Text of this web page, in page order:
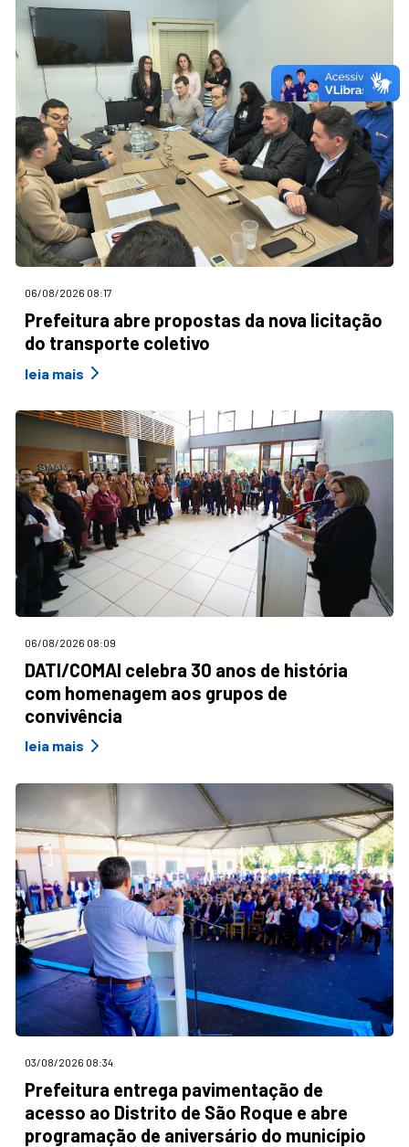
06/08/2026 08:17
Prefeitura abre propostas da nova licitação
do transporte coletivo
leia mais
06/08/2026 08:09
DATI/COMAI celebra 30 anos de história
com homenagem aos grupos de
convivência
leia mais
03/08/2026 08:34
Prefeitura entrega pavimentação de
acesso ao Distrito de São Roque e abre
programação de aniversário do município